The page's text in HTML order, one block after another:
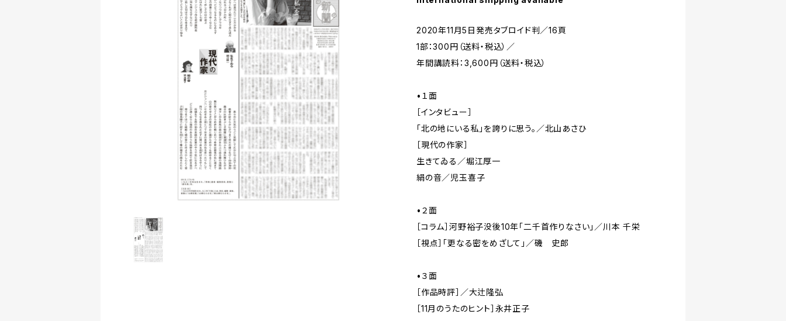
2020年11月5日発売タブロイド判／16頁
1部：300円（送料・税込）／
年間講読料：3,600円（送料・税込）
•１面
［インタビュー］
「北の地にいる私」を誇りに思う。／北山あさひ
［現代の作家］
生きてゐる／堀江厚一
絹の音／児玉喜子
•２面
［コラム］河野裕子没後10年「二千首作りなさい」／川本 千栄
［視点］「更なる密をめざして」／磯 史郎
•３面
［作品時評］／大辻隆弘
［11月のうたのヒント］永井正子